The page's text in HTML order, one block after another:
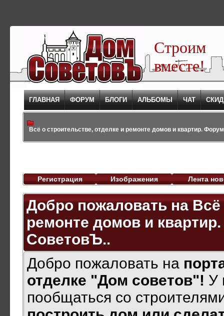
Строим
вместе!
ГЛАВНАЯ ФОРУМ БЛОГИ АЛЬБОМЫ ЧАТ
Всё о строительстве, отделке и ремонте домов и квартир.
Регистрация Изображения Лента
Добро пожаловать на Всё
ремонте домов и
СоветовЪ..
Добро пожаловать на
отделке "Дом советов"! У
пообщаться со